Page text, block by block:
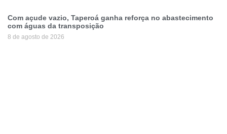
Com açude vazio, Taperoá ganha reforça no abastecimento
com águas da transposição
8 de agosto de 2026